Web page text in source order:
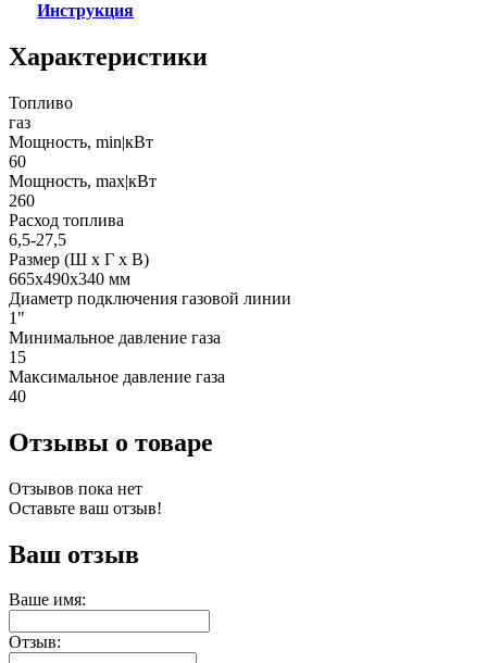
Инструкция
Характеристики
Топливо
газ
Мощность, min|кВт
60
Мощность, max|кВт
260
Расход топлива
6,5-27,5
Размер (Ш х Г х В)
665x490x340 мм
Диаметр подключения газовой линии
1"
Минимальное давление газа
15
Максимальное давление газа
40
Отзывы о товаре
Отзывов пока нет
Оставьте ваш отзыв!
Ваш отзыв
Ваше имя:
Отзыв: